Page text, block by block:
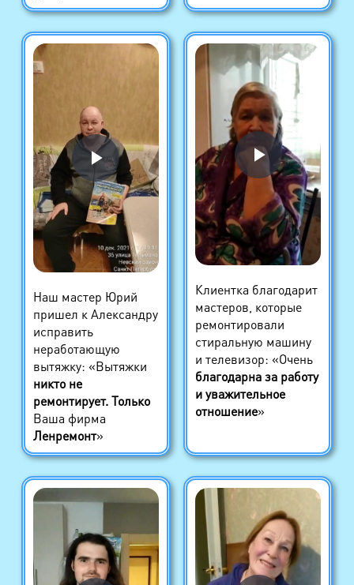
Наш мастер Юрий
пришел к Александру
исправить
неработающую
вытяжку: «Вытяжки
никто не
ремонтирует. Только
Ваша фирма
Ленремонт»
Клиентка благодарит
мастеров, которые
ремонтировали
стиральную машину
и телевизор: «Очень
благодарна за работу
и уважительное
отношение»